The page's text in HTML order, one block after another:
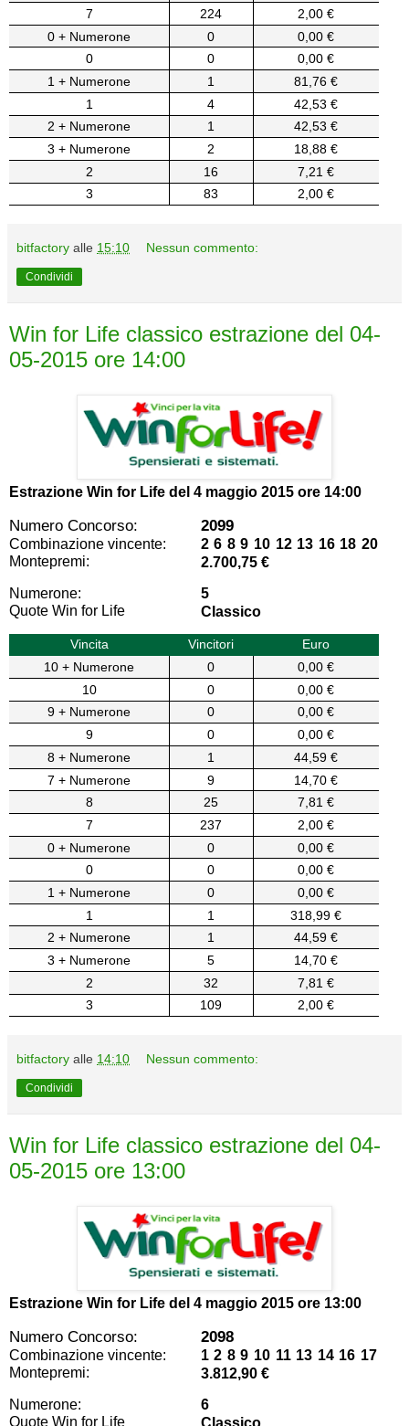
7
224
2,00 €
0 + Numerone
0
0,00 €
0
0
0,00 €
1 + Numerone
1
81,76 €
1
4
42,53 €
2 + Numerone
1
42,53 €
3 + Numerone
2
18,88 €
2
16
7,21 €
3
83 2,00 €
bitfactory alle 15:10 Nessun commento:
Condividi
Win for Life classico estrazione del 04-
05-2015 ore 14:00
Estrazione Win for Life del 4 maggio 2015 ore 14:00
Numero Concorso: 2099
Combinazione vincente:
2 6 8 9 10 12 13 16 18 20
Montepremi:
2.700,75 €
Numerone:
5
Quote Win for Life
Classico
Vincita Vincitori
Euro
10 + Numerone
0
0,00 €
10
0
0,00 €
9 + Numerone
0
0,00 €
9
0
0,00 €
8 + Numerone
1
44,59 €
7 + Numerone
9
14,70 €
8
25
7,81 €
7
237
2,00 €
0 + Numerone
0
0,00 €
0
0
0,00 €
1 + Numerone
0
0,00 €
1
1
318,99 €
2 + Numerone
1
44,59 €
3 + Numerone
5
14,70 €
2
32
7,81 €
3
109 2,00 €
bitfactory alle 14:10 Nessun commento:
Condividi
Win for Life classico estrazione del 04-
05-2015 ore 13:00
Estrazione Win for Life del 4 maggio 2015 ore 13:00
Numero Concorso: 2098
Combinazione vincente:
1 2 8 9 10 11 13 14 16 17
Montepremi:
3.812,90 €
Numerone:
6
Quote Win for Life
Classico